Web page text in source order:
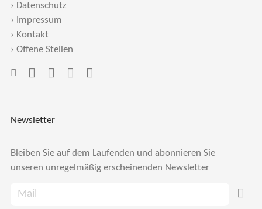
› Datenschutz
›
Impressum
› Kontakt
› Offene Stellen
Newsletter
Bleiben Sie auf dem Laufenden und abonnieren Sie
unseren unregelmäßig erscheinenden Newsletter